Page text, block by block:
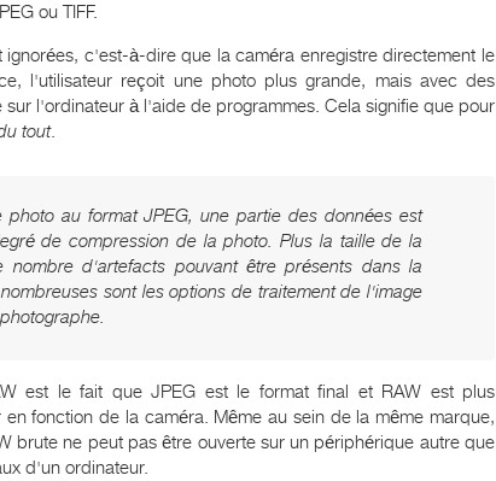
ou TIFF.
ignorées, c'est-à-dire que la caméra enregistre directement le
l'utilisateur reçoit une photo plus grande, mais avec des
l'ordinateur à l'aide de programmes. Cela signifie que pour
tout.
photo au format JPEG, une partie des données est
de compression de la photo. Plus la taille de la
nombre d'artefacts pouvant être présents dans la
sont les options de traitement de l'image
est le fait que JPEG est le format final et RAW est plus
fonction de la caméra. Même au sein de la même marque,
brute ne peut pas être ouverte sur un périphérique autre que
d'un ordinateur.